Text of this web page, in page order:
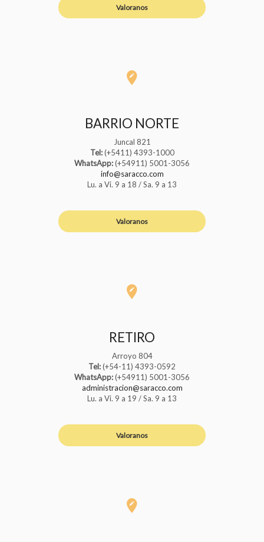
Valoranos
BARRIO NORTE
Juncal 821
Tel:(+5411) 4393-1000
WhatsApp:(+54911) 5001-3056
info@saracco.com
Lu. a Vi. 9 a 18 / Sa. 9 a 13
Valoranos
RETIRO
Arroyo 804
Tel:(+54-11) 4393-0592
WhatsApp:(+54911) 5001-3056
administracion@saracco.com
Lu. a Vi. 9 a 19 / Sa. 9 a 13
Valoranos